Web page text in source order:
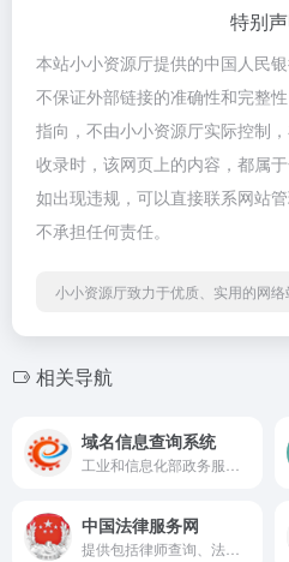
特别
本站小小资源厅提供的中国人民
不保证外部链接的准确性和完整
指向，不由小小资源厅实际控制
收录时，该网页上的内容，都属
如出现违规，可以直接联系网站
不承担任何责任。
小小资源厅致力于优质、实用的网络
相关导航
域名信息查询系统
中国法律服务网